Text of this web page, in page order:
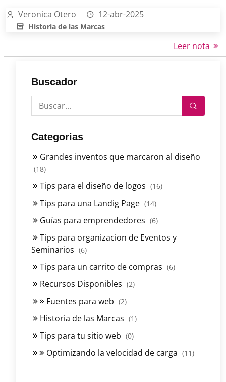
Buscador
Categorias
Grandes inventos que marcaron al diseño
(18)
Tips para el diseño de logos (16)
Tips para una Landig Page (14)
Guías para emprendedores (6)
Tips para organizacion de Eventos y
Seminarios (6)
Tips para un carrito de compras (6)
Recursos Disponibles (2)
Fuentes para web (2)
Historia de las Marcas (1)
Tips para tu sitio web (0)
Optimizando la velocidad de carga (11)
Veronica Otero 12-abr-2025
Historia de las Marcas
Leer nota